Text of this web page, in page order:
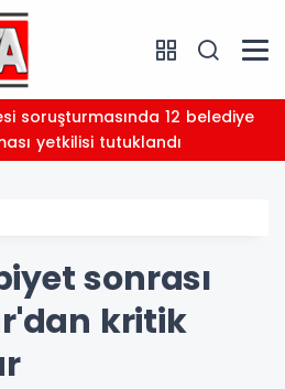
yetkilisi tutuklandı
sonrası
kritik